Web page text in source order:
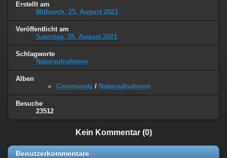
Erstellt am
Mittwoch, 25. August 2021
Veröffentlicht am
Samstag, 28. August 2021
Schlagworte
Naturaufnahmen
Alben
Community / Naturaufnahmen
Besuche
23512
Kein Kommentar (0)
Benutzerkommentare